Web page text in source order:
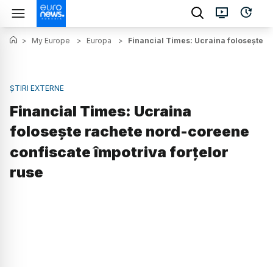
> My Europe > Europa > Financial Times: Ucraina foloseşte
ȘTIRI EXTERNE
Financial Times: Ucraina
foloseşte rachete nord-coreene
confiscate împotriva forţelor
ruse